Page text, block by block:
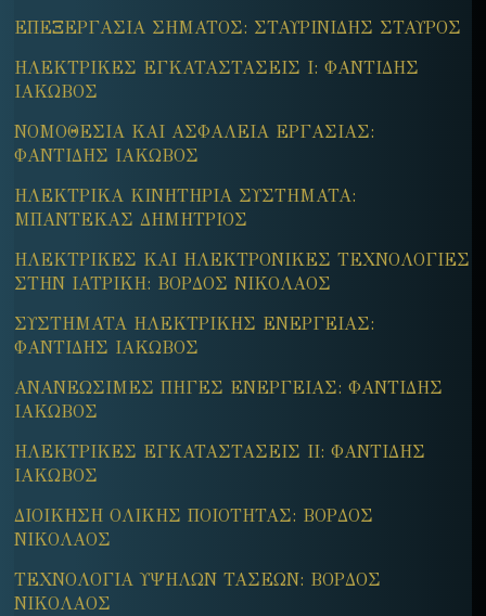
ΕΠΕΞΕΡΓΑΣΙΑ ΣΗΜΑΤΟΣ: ΣΤΑΥΡΙΝΙΔΗΣ ΣΤΑΥΡΟΣ
ΗΛΕΚΤΡΙΚΕΣ ΕΓΚΑΤΑΣΤΑΣΕΙΣ Ι: ΦΑΝΤΙΔΗΣ
ΙΑΚΩΒΟΣ
ΝΟΜΟΘΕΣΙΑ ΚΑΙ ΑΣΦΑΛΕΙΑ ΕΡΓΑΣΙΑΣ:
ΦΑΝΤΙΔΗΣ ΙΑΚΩΒΟΣ
ΗΛΕΚΤΡΙΚΑ ΚΙΝΗΤΗΡΙΑ ΣΥΣΤΗΜΑΤΑ:
ΜΠΑΝΤΕΚΑΣ ΔΗΜΗΤΡΙΟΣ
ΗΛΕΚΤΡΙΚΕΣ ΚΑΙ ΗΛΕΚΤΡΟΝΙΚΕΣ ΤΕΧΝΟΛΟΓΙΕΣ
ΣΤΗΝ ΙΑΤΡΙΚΗ: ΒΟΡΔΟΣ ΝΙΚΟΛΑΟΣ
ΣΥΣΤΗΜΑΤΑ ΗΛΕΚΤΡΙΚΗΣ ΕΝΕΡΓΕΙΑΣ:
ΦΑΝΤΙΔΗΣ ΙΑΚΩΒΟΣ
ΑΝΑΝΕΩΣΙΜΕΣ ΠΗΓΕΣ ΕΝΕΡΓΕΙΑΣ: ΦΑΝΤΙΔΗΣ
ΙΑΚΩΒΟΣ
ΗΛΕΚΤΡΙΚΕΣ ΕΓΚΑΤΑΣΤΑΣΕΙΣ ΙΙ: ΦΑΝΤΙΔΗΣ
ΙΑΚΩΒΟΣ
ΔΙΟΙΚΗΣΗ ΟΛΙΚΗΣ ΠΟΙΟΤΗΤΑΣ: ΒΟΡΔΟΣ
ΝΙΚΟΛΑΟΣ
ΤΕΧΝΟΛΟΓΙΑ ΥΨΗΛΩΝ ΤΑΣΕΩΝ: ΒΟΡΔΟΣ
ΝΙΚΟΛΑΟΣ